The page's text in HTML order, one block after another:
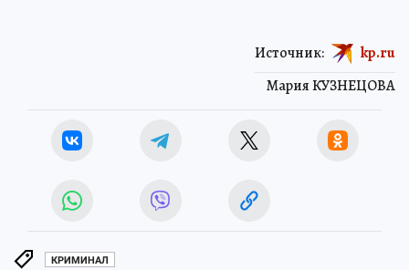
Мария КУЗНЕЦОВА
Источник: kp.ru
КРИМИНАЛ